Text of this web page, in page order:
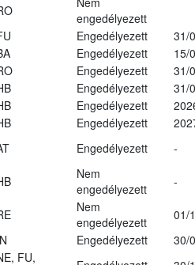
engedélyezett
Engedélyezett
31/
Engedélyezett
15/
Engedélyezett
31/
Engedélyezett
31/
Engedélyezett
Engedélyezett
Engedélyezett -
Nem
engedélyezett
-
Nem
engedélyezett
01/
Engedélyezett
30/
FU,